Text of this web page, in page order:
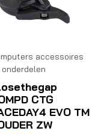
accessoires
onderdelen
CTG
EVO TM
ZW